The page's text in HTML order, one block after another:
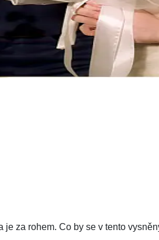
za rohem. Co by se v tento